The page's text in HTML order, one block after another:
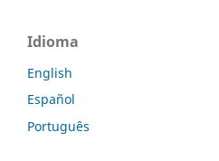
Idioma
English
Español
Português